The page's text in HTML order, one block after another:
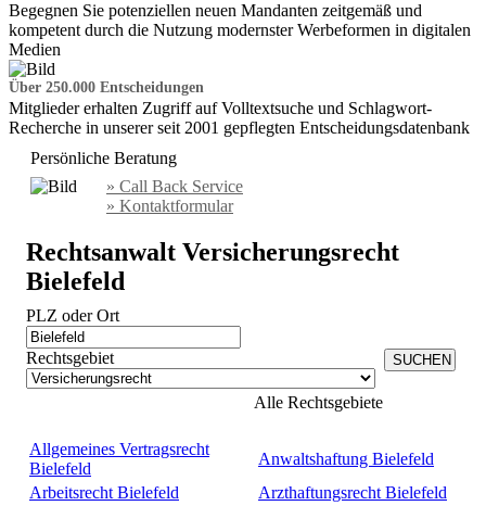
Begegnen Sie potenziellen neuen Mandanten zeitgemäß und
kompetent durch die Nutzung modernster Werbeformen in digitalen
Medien
Über 250.000 Entscheidungen
Mitglieder erhalten Zugriff auf Volltextsuche und Schlagwort-
Recherche in unserer seit 2001 gepflegten Entscheidungsdatenbank
Persönliche Beratung
» Call Back Service
» Kontaktformular
Rechtsanwalt Versicherungsrecht
Bielefeld
PLZ oder Ort
Rechtsgebiet
Alle Rechtsgebiete
Allgemeines Vertragsrecht
Bielefeld
Anwaltshaftung Bielefeld
Arbeitsrecht Bielefeld
Arzthaftungsrecht Bielefeld